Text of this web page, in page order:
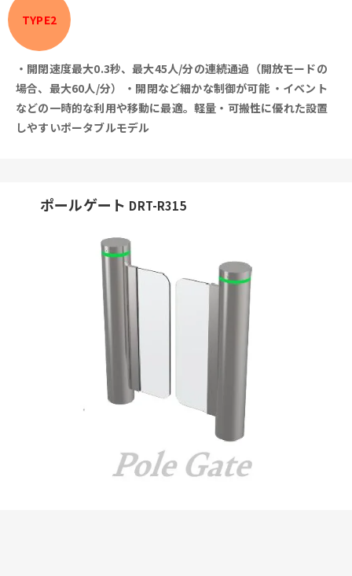
TYPE2
・開閉速度最大0.3秒、最大45人/分の連続通過（開放モードの
場合、最大60人/分）
・開閉など細かな制御が可能 ・イベント
などの一時的な利用や移動に最適。軽量・可搬性に優れた設置
しやすいポータブルモデル
ポールゲート DRT-R315